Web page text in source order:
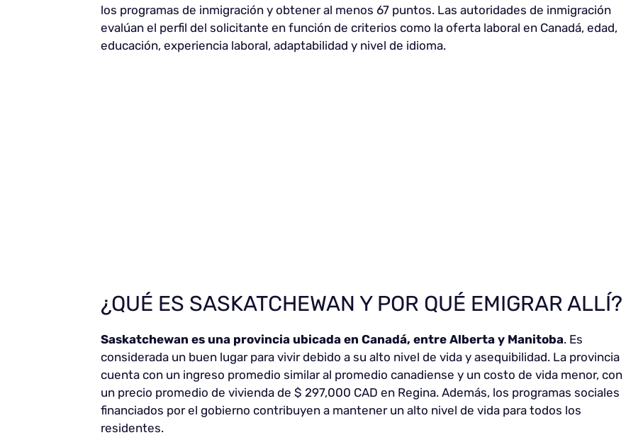
los programas de inmigración y obtener al menos 67 puntos. Las autoridades de inmigración
evalúan el perfil del solicitante en función de criterios como la oferta laboral en Canadá, edad,
educación, experiencia laboral, adaptabilidad y nivel de idioma.
¿QUÉ ES SASKATCHEWAN Y POR QUÉ EMIGRAR ALLÍ?
Saskatchewan es una provincia ubicada en Canadá, entre Alberta y Manitoba. Es
considerada un buen lugar para vivir debido a su alto nivel de vida y asequibilidad. La provincia
cuenta con un ingreso promedio similar al promedio canadiense y un costo de vida menor, con
un precio promedio de vivienda de $ 297,000 CAD en Regina. Además, los programas sociales
financiados por el gobierno contribuyen a mantener un alto nivel de vida para todos los
residentes.